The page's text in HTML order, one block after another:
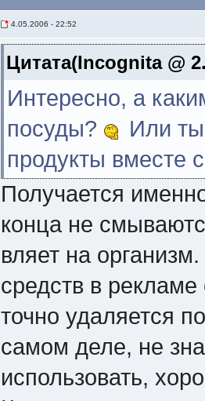
4.05.2006 - 22:52
Цитата(Incognita @
Интересно, а
посуды?
Или
продукты вместе
Получается
конца не
вляет на
средств в
точно удаляется
самом деле, не
использовать,